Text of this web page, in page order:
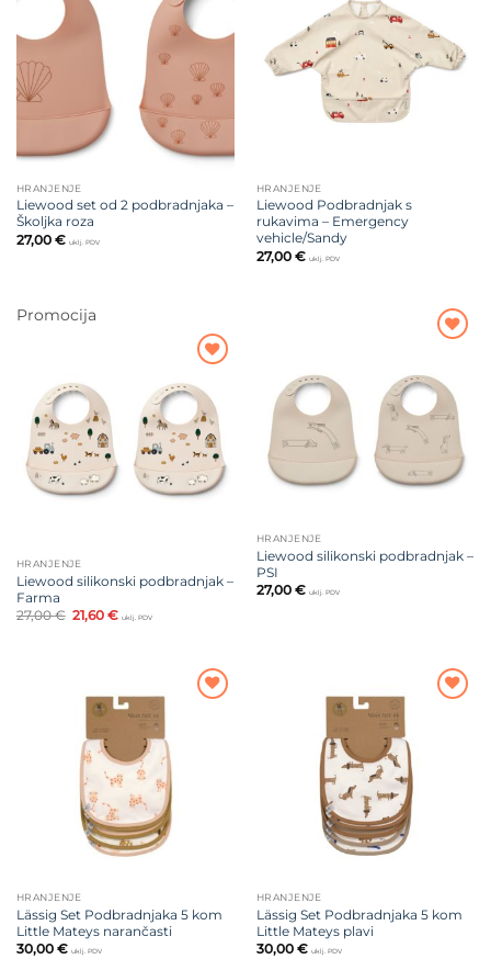
Dodajte
na listu
želja
HRANJENJE
Liewood set od 2 podbradnjaka –
Školjka roza
27,00 € uklj. PDV
želja
HRANJENJE
Liewood Podbradnjak s
rukavima – Emergency
vehicle/Sandy
27,00 € uklj. PDV
Promocija
na listu
želja
HRANJENJE
Liewood silikonski podbradnjak –
Farma
27,00€ Izvorna
cijena
21,60€Trenutna
uklj. PDV
želja
HRANJENJE
Liewood silikonski podbradnjak –
PSI
27,00 € uklj. PDV
HRANJENJE
Lässig Set Podbradnjaka 5 kom
Little Mateys narančasti
30,00 € uklj. PDV
HRANJENJE
Lässig Set Podbradnjaka 5 kom
Little Mateys plavi
30,00 € uklj. PDV